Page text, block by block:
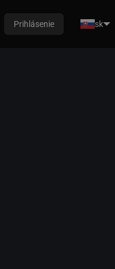
Prihlásenie sk